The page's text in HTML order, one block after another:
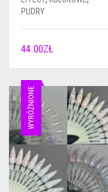
PUDRY
44.00ZŁ
WYRÓŻNIONE